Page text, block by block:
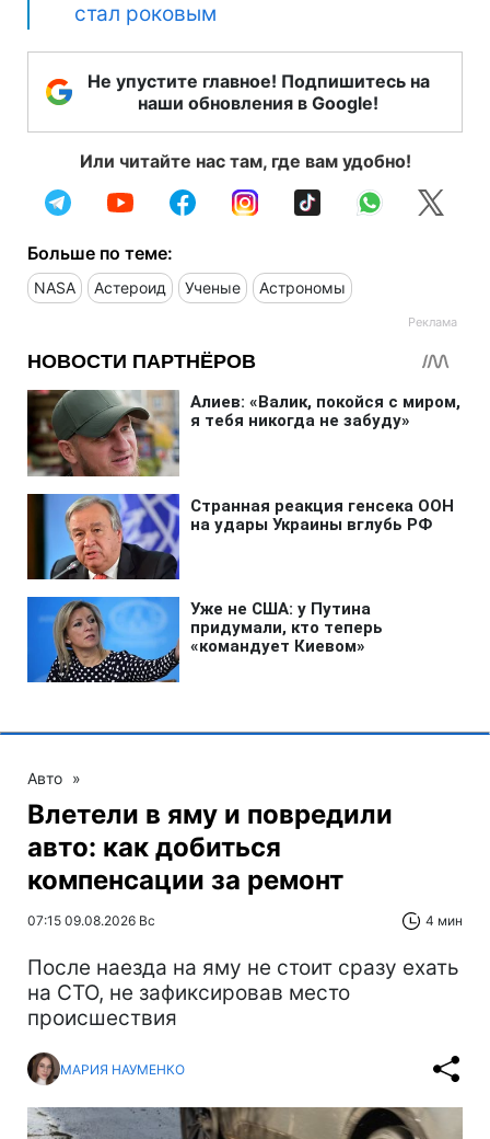
стал роковым
Не упустите главное! Подпишитесь на
наши обновления в Google!
Или читайте нас там, где вам удобно!
Больше по теме:
NASA Астероид Ученые Астрономы
Авто »
Влетели в яму и повредили
авто: как добиться
компенсации за ремонт
07:15 09.08.2026 Вс 4 мин
После наезда на яму не стоит сразу ехать
на СТО, не зафиксировав место
происшествия
МАРИЯ НАУМЕНКО